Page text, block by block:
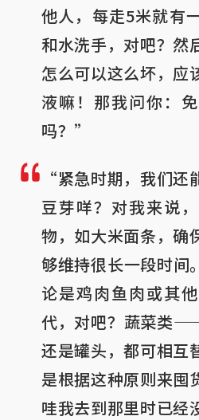
他人，每走5米就有
和水洗手，对吧？然
怎么可以这么坏，应
液嘛！那我问你：
吗？”
“紧急时期，我们还
豆芽咩？对我来说
物，如大米面条，确
够维持很长一段时
论是鸡肉鱼肉或其
代，对吧？蔬菜类
还是罐头，都可相互
是根据这种原则来囤
哇我去到那里时已经